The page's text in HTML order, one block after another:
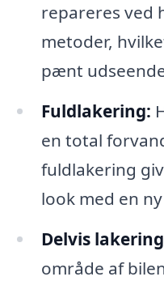
repareres ved
metoder,
pænt
Fuldlakering:
en total
fuldlakering
look med en
Delvis
område af